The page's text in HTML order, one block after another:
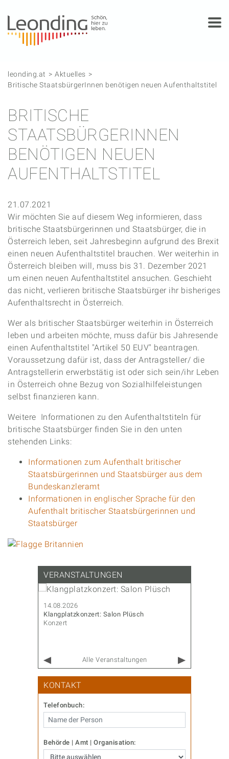
leonding.at
Aktuelles
Britische StaatsbürgerInnen benötigen neuen Aufenthaltstitel
BRITISCHE
STAATSBÜRGERINNEN
BENÖTIGEN NEUEN
AUFENTHALTSTITEL
21.07.2021
Wir möchten Sie auf diesem Weg informieren, dass
britische Staatsbürgerinnen und Staatsbürger, die in
Österreich leben, seit Jahresbeginn aufgrund des Brexit
einen neuen Aufenthaltstitel brauchen. Wer weiterhin in
Österreich bleiben will, muss bis 31. Dezember 2021
um einen neuen Aufenthaltstitel ansuchen. Geschieht
das nicht, verlieren britische Staatsbürger ihr bisheriges
Aufenthaltsrecht in Österreich.
Wer als britischer Staatsbürger weiterhin in Österreich
leben und arbeiten möchte, muss dafür bis Jahresende
einen Aufenthaltstitel "Artikel 50 EUV" beantragen.
Voraussetzung dafür ist, dass der Antragsteller/ die
Antragstellerin erwerbstätig ist oder sich sein/ihr Leben
in Österreich ohne Bezug von Sozialhilfeleistungen
selbst finanzieren kann.
Weitere Informationen zu den Aufenthaltstiteln für
britische Staatsbürger finden Sie in den unten
stehenden Links:
Informationen zum Aufenthalt britischer
Staatsbürgerinnen und Staatsbürger aus dem
Bundeskanzleramt
Informationen in englischer Sprache für den
Aufenthalt britischer Staatsbürgerinnen und
Staatsbürger
VERANSTALTUNGEN
14.08.2026
Klangplatzkonzert: Salon Plüsch
Konzert
Alle Veranstaltungen
KONTAKT
Telefonbuch:
Behörde | Amt | Organisation: